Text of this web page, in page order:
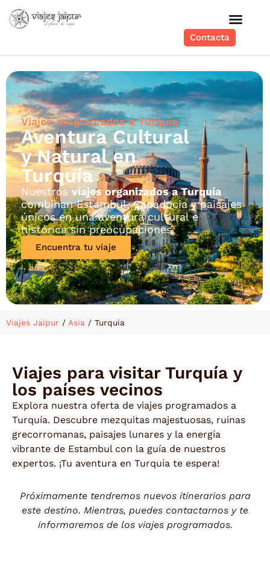
Contacta
Viajes programados a Turquia
Aventura Cultural
y Natural en
Turquía
Nuestrosviajes organizados a Turquía
combinan Estambul, Capadocia y paisajes
únicos en una aventura cultural e
histórica sin preocupaciones.
Encuentra tu viaje
Viajes Jaipur / Asia / Turquia
Viajes para visitar Turquía y
los países vecinos
Explora nuestra oferta de viajes programados a
Turquía. Descubre mezquitas majestuosas, ruinas
grecorromanas, paisajes lunares y la energía
vibrante de Estambul con la guía de nuestros
expertos. ¡Tu aventura en Turquía te espera!
Próximamente tendremos nuevos itinerarios para
este destino. Mientras, puedes contactarnos y te
informaremos de los viajes programados.